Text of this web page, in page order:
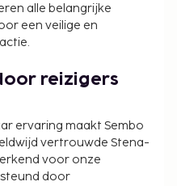
alle belangrijke
een veilige en
reizigers
ervaring maakt Sembo
vertrouwde Stena-
voor onze
door